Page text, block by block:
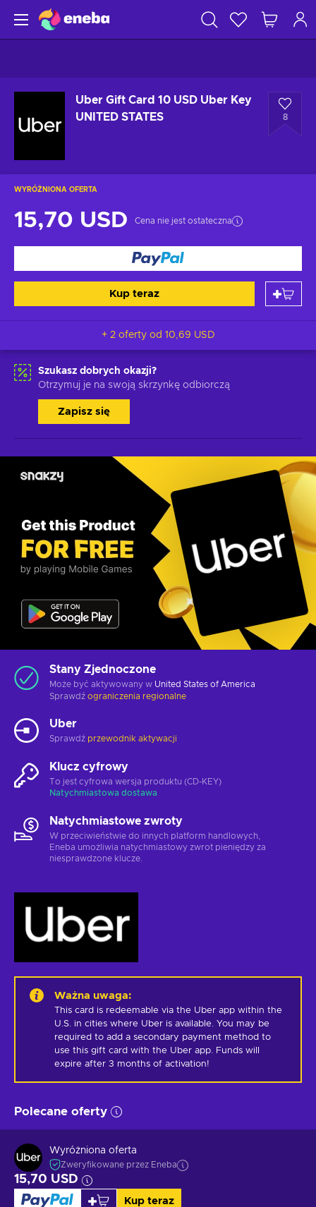
Uber Gift Card 10 USD Uber Key
UNITED STATES
8
WYRÓŻNIONA OFERTA
15,70 USD Cena nie jest ostateczna
Kup teraz
+ 2 oferty od 10,69 USD
Szukasz dobrych okazji?
Otrzymuj je na swoją skrzynkę odbiorczą
Zapisz się
Stany Zjednoczone
Może być aktywowany w United States of America
Sprawdź ograniczenia regionalne
Uber
Sprawdź przewodnik aktywacji
Klucz cyfrowy
To jest cyfrowa wersja produktu (CD-KEY)
Natychmiastowa dostawa
Natychmiastowe zwroty
W przeciwieństwie do innych platform handlowych,
Eneba umożliwia natychmiastowy zwrot pieniędzy za
niesprawdzone klucze.
Ważna uwaga:
This card is redeemable via the Uber app within the
U.S. in cities where Uber is available. You may be
required to add a secondary payment method to
use this gift card with the Uber app. Funds will
expire after 3 months of activation!
Polecane oferty
Wyróżniona oferta
Zweryfikowane przez Eneba
15,70 USD
Kup teraz